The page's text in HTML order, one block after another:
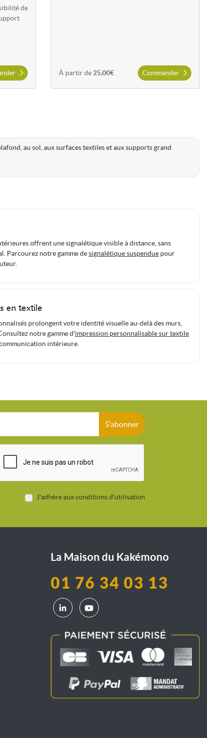
de
À partir de 25,00€ Commander
au sol, aux surfaces textiles et aux supports grand
offrent une signalétique visible à distance, sans
Parcourez notre gamme designalétique suspendue pour
en textile
prolongent votre identité visuelle au-delà des murs,
notre gamme d'impression personnalisable sur textile
intérieure.
S'abonner
J'adhère aux conditions d'utilisation
La Maison du Kakémono
01 76 34 03 13
LinkedIn La Maison du Kakémono